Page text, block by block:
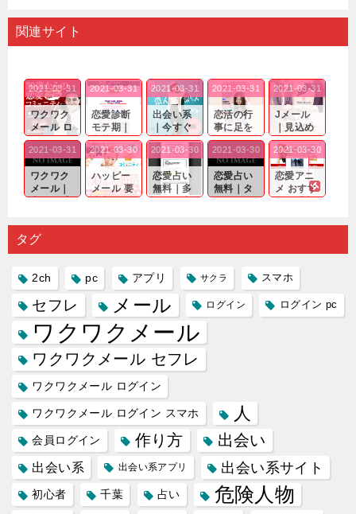
関連サイト
ワクワク
メール ロ
グイン pc
｜心の底
から真
剣...
2021-03-31
恋愛診断
モテ期｜
老若男女
問わ
ず…。
2021-03-31
出会い系
｜今すぐ
仲良くな
れる相手
探しをし
たいと...
2021-03-31
恋活の行
事に足を
運んでも
出会いの
チャンス
が訪れ...
2021-03-31
Jメール
｜見込め
る効果が
確実なも
のであっ
ても…...
2021-03-31
ワクワク
メール｜
り会った
人に軽...
2021-03-31
ハッピー
メール 要
するので
2021-03-30
恋愛占い
無料｜多
プリの内
2021-03-30
恋愛占い
無料｜タ
る人に恋
2021-03-30
恋愛アニ
メ おすす
雑で素人
2021-03-30
タグ
2ch pc アプリ サクラ スマホ
セフレ メール ログイン ログイン pc
ワクワクメール
ワクワクメール セフレ
ワクワクメール ログイン
ワクワクメール ログイン スマホ 人
会員ログイン 作り方 出会い
出会い系 出会い系アプリ 出会い系サイト
初心者 千葉 占い 危険人物